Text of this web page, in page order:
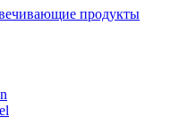
продукты